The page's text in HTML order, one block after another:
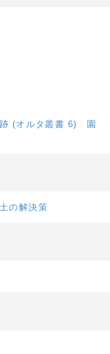
跡 (オルタ叢書 6) 園
の解決策